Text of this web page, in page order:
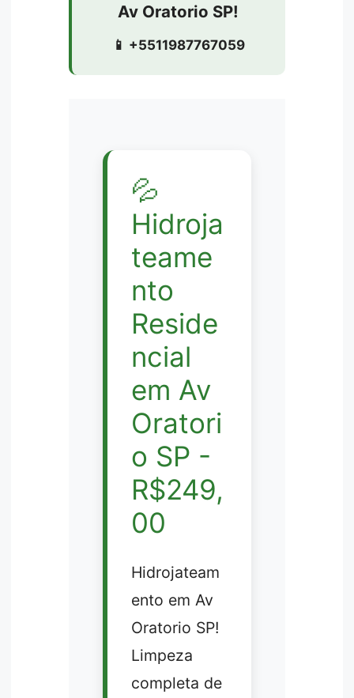
Av Oratorio SP!
📱 +5511987767059
💦
Hidroja
teame
nto
Reside
ncial
em Av
Oratori
o SP -
R$249,
00
Hidrojateam
ento em Av
Oratorio SP!
Limpeza
completa de